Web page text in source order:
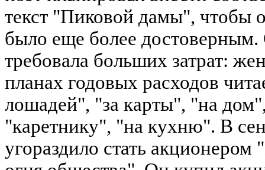
текст "Пиковой дамы", чтобы
было еще более достоверным.
требовала больших затрат:
планах годовых расходов
лошадей", "за карты", "на
"каретнику", "на кухню". В
угораздило стать акционером